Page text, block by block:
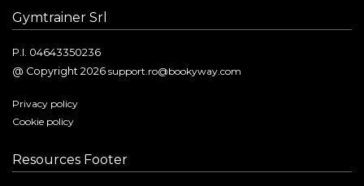
Gymtrainer Srl
P.I. 04643350236
@ Copyright 2026 support.ro@bookyway.com
Privacy policy
Cookie policy
Resources Footer